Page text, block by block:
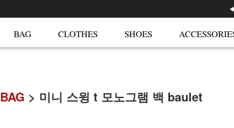
BAG CLOTHES SHOES
BAG > 미니 스윙 t 모노그램 백 baulet